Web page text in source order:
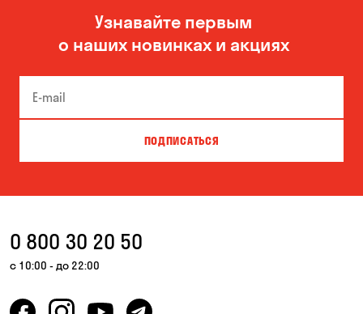
Бережинка Борисполь
Бровары
Вита-Почтовая Вишневое
Узнавайте первым
о наших новинках и акциях
ПОДПИСАТЬСЯ
0 800 30 20 50
с 10:00 - до 22:00